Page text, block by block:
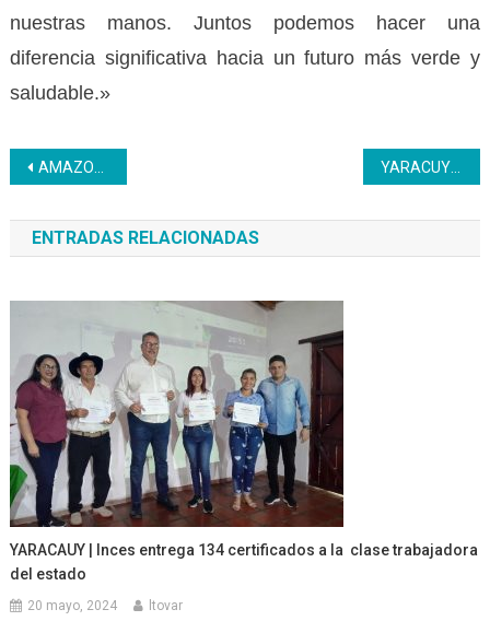
nuestras manos. Juntos podemos hacer una
diferencia significativa hacia un futuro más verde y
saludable.»
Navegación
de
entradas
AMAZONAS | Capacitación Integral para el personal de seguridad de Corposervica YARACUY | Inces cuenta con Brigada de Emergencia
ENTRADAS RELACIONADAS
YARACAUY | Inces entrega 134 certificados a la clase trabajadora
del estado
20 mayo, 2024 ltovar